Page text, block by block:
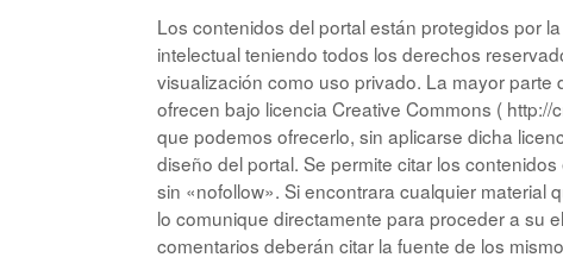
Los contenidos del portal están protegidos por
intelectual teniendo todos los derechos
visualización como uso privado. La mayor
ofrecen bajo licencia Creative Commons (
que podemos ofrecerlo, sin aplicarse dicha
diseño del portal. Se permite citar los
sin «nofollow». Si encontrara cualquier material
lo comunique directamente para proceder a su
comentarios deberán citar la fuente de los